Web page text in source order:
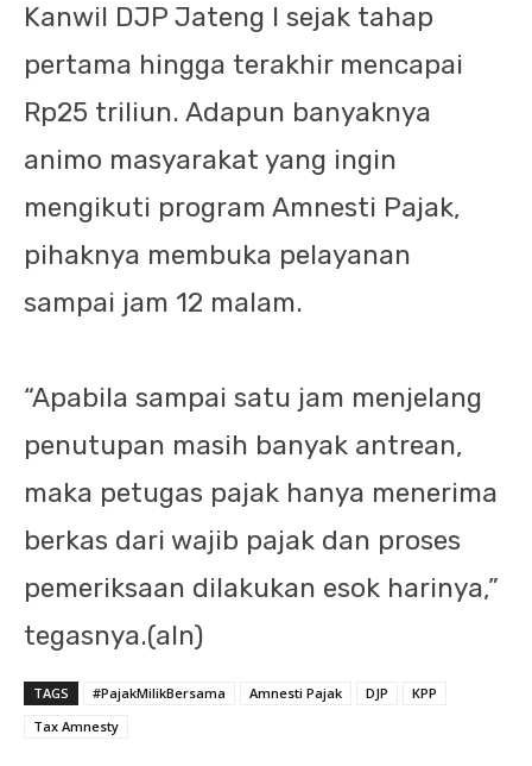
Kanwil DJP Jateng I sejak tahap
pertama hingga terakhir mencapai
Rp25 triliun. Adapun banyaknya
animo masyarakat yang ingin
mengikuti program Amnesti Pajak,
pihaknya membuka pelayanan
sampai jam 12 malam.
“Apabila sampai satu jam menjelang
penutupan masih banyak antrean,
maka petugas pajak hanya menerima
berkas dari wajib pajak dan proses
pemeriksaan dilakukan esok harinya,”
tegasnya.(aln)
TAGS #PajakMilikBersama Amnesti Pajak DJP
KPP
Tax Amnesty